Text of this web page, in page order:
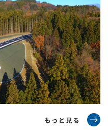
もっと見る